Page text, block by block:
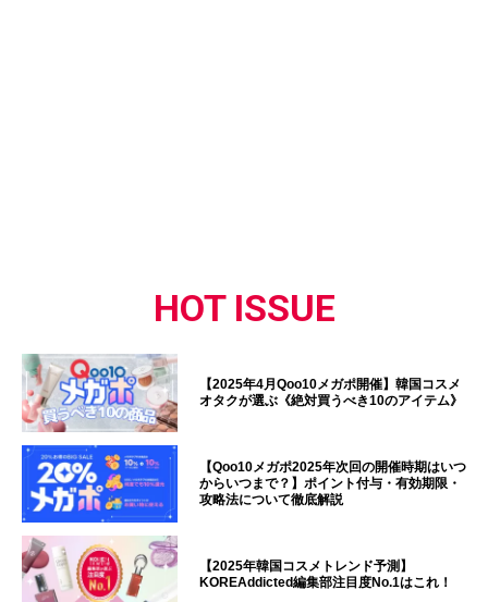
HOT ISSUE
【2025年4月Qoo10メガポ開催】韓国コスメ
オタクが選ぶ《絶対買うべき10のアイテム》
【Qoo10メガポ2025年次回の開催時期はいつ
からいつまで？】ポイント付与・有効期限・
攻略法について徹底解説
【2025年韓国コスメトレンド予測】
KOREAddicted編集部注目度No.1はこれ！